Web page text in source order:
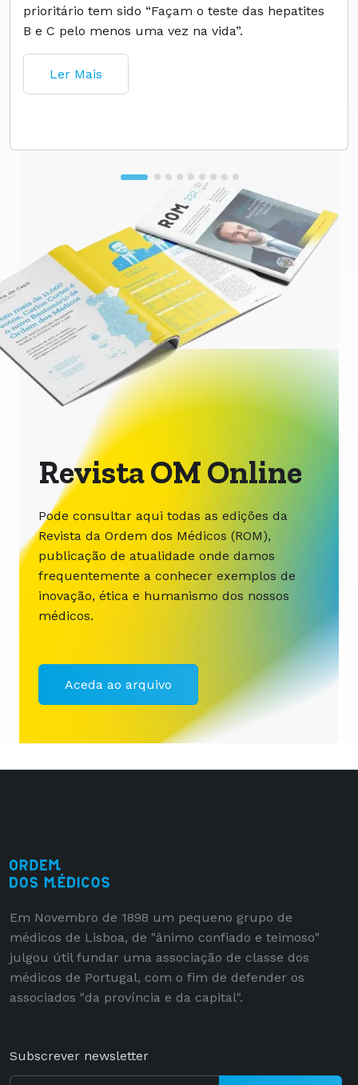
prioritário tem sido “Façam o teste das hepatites
B e C pelo menos uma vez na vida”.
Ler Mais
Revista OM Online
Pode consultar aqui todas as edições da
Revista da Ordem dos Médicos (ROM),
publicação de atualidade onde damos
frequentemente a conhecer exemplos de
inovação, ética e humanismo dos nossos
médicos.
Aceda ao arquivo
Em Novembro de 1898 um pequeno grupo de
médicos de Lisboa, de "ânimo confiado e teimoso"
julgou útil fundar uma associação de classe dos
médicos de Portugal, com o fim de defender os
associados "da província e da capital".
Subscrever newsletter